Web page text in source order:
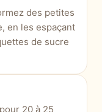
des petites
en les espaçant
de sucre
20 à 25